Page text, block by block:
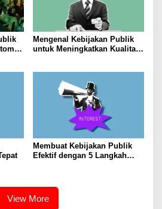
Mengenal Kebijakan Publik
untuk Meningkatkan Kualitas
Membuat Kebijakan Publik
Efektif dengan 5 Langkah
View More